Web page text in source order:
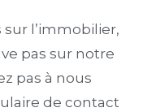
sur l’immobilier,
pas sur notre
pas à nous
de contact